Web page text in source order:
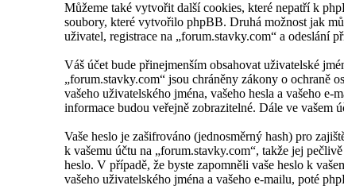
Můžeme také vytvořit další cookies, které nepatří k
soubory, které vytvořilo phpBB. Druhá možnost jak
uživatel, registrace na „forum.stavky.com“ a odeslání
Váš účet bude přinejmenším obsahovat uživatelské
„forum.stavky.com“ jsou chráněny zákony o ochraně
vašeho uživatelského jména, vašeho hesla a vašeho
informace budou veřejně zobrazitelné. Dále ve vašem
Vaše heslo je zašifrováno (jednosměrný hash) pro
k vašemu účtu na „forum.stavky.com“, takže jej
heslo. V případě, že byste zapomněli vaše heslo k
vašeho uživatelského jména a vašeho e-mailu, poté